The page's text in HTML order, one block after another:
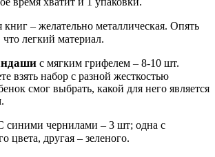
книг – желательно металлическая. Опять
легкий материал.
с мягким грифелем – 8-10 шт.
взять набор с разной жесткостью
смог выбрать, какой для него является
синими чернилами – 3 шт; одна с
цвета, другая – зеленого.